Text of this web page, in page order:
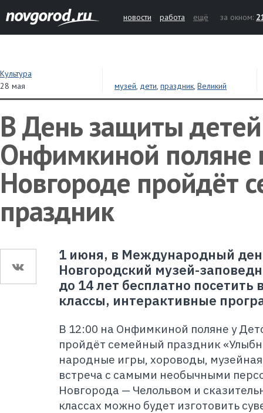
новости работа ещё за окном:
Культура
28 мая
музей, дети, праздник, Великий
Новгород
В День защиты
Онфимкиной поляне
Новгороде пройдёт
праздник
1 июня, в Международный
Новгородский музей-
до 14 лет бесплатно посетить
классы, интерактивные
В 12:00 на Онфимкиной поляне у
пройдёт семейный праздник
народные игры, хороводы,
встреча с самыми необычными
Новгорода — Челольвом и
классах можно будет изготовить